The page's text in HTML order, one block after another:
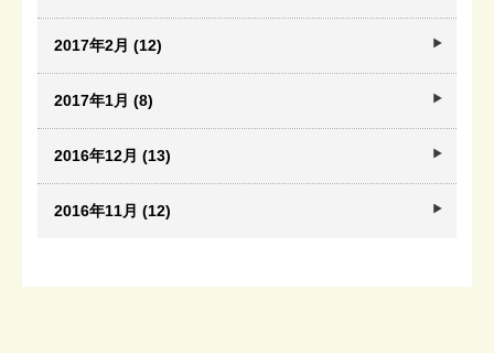
2017年2月 (12)
2017年1月 (8)
2016年12月 (13)
2016年11月 (12)